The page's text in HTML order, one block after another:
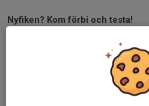
Nyfiken? Kom förbi och testa!
Har du en kompis som också är